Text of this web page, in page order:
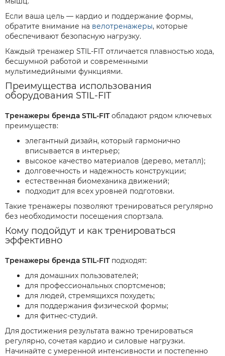
Если ваша цель — кардио и поддержание формы,
обратите внимание на велотренажеры, которые
обеспечивают безопасную нагрузку.
Каждый тренажер STIL-FIT отличается плавностью хода,
бесшумной работой и современными
мультимедийными функциями.
Преимущества использования
оборудования STIL-FIT
Тренажеры бренда STIL-FITобладают рядом ключевых
преимуществ:
элегантный дизайн, который гармонично
вписывается в интерьер;
высокое качество материалов (дерево, металл);
долговечность и надежность конструкции;
естественная биомеханика движений;
подходит для всех уровней подготовки.
Такие тренажеры позволяют тренироваться регулярно
без необходимости посещения спортзала.
Кому подойдут и как тренироваться
эффективно
Тренажеры бренда STIL-FITподходят:
для домашних пользователей;
для профессиональных спортсменов;
для людей, стремящихся похудеть;
для поддержания физической формы;
для фитнес-студий.
Для достижения результата важно тренироваться
регулярно, сочетая кардио и силовые нагрузки.
Начинайте с умеренной интенсивности и постепенно